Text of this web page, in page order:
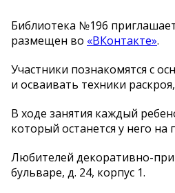
Библиотека №196
размещен во «ВКонтакте».
Участники познакомятся с
и осваивать техники
В ходе занятия каждый
который останется у него
Любителей декоративно-
бульваре, д. 24, корпус 1.